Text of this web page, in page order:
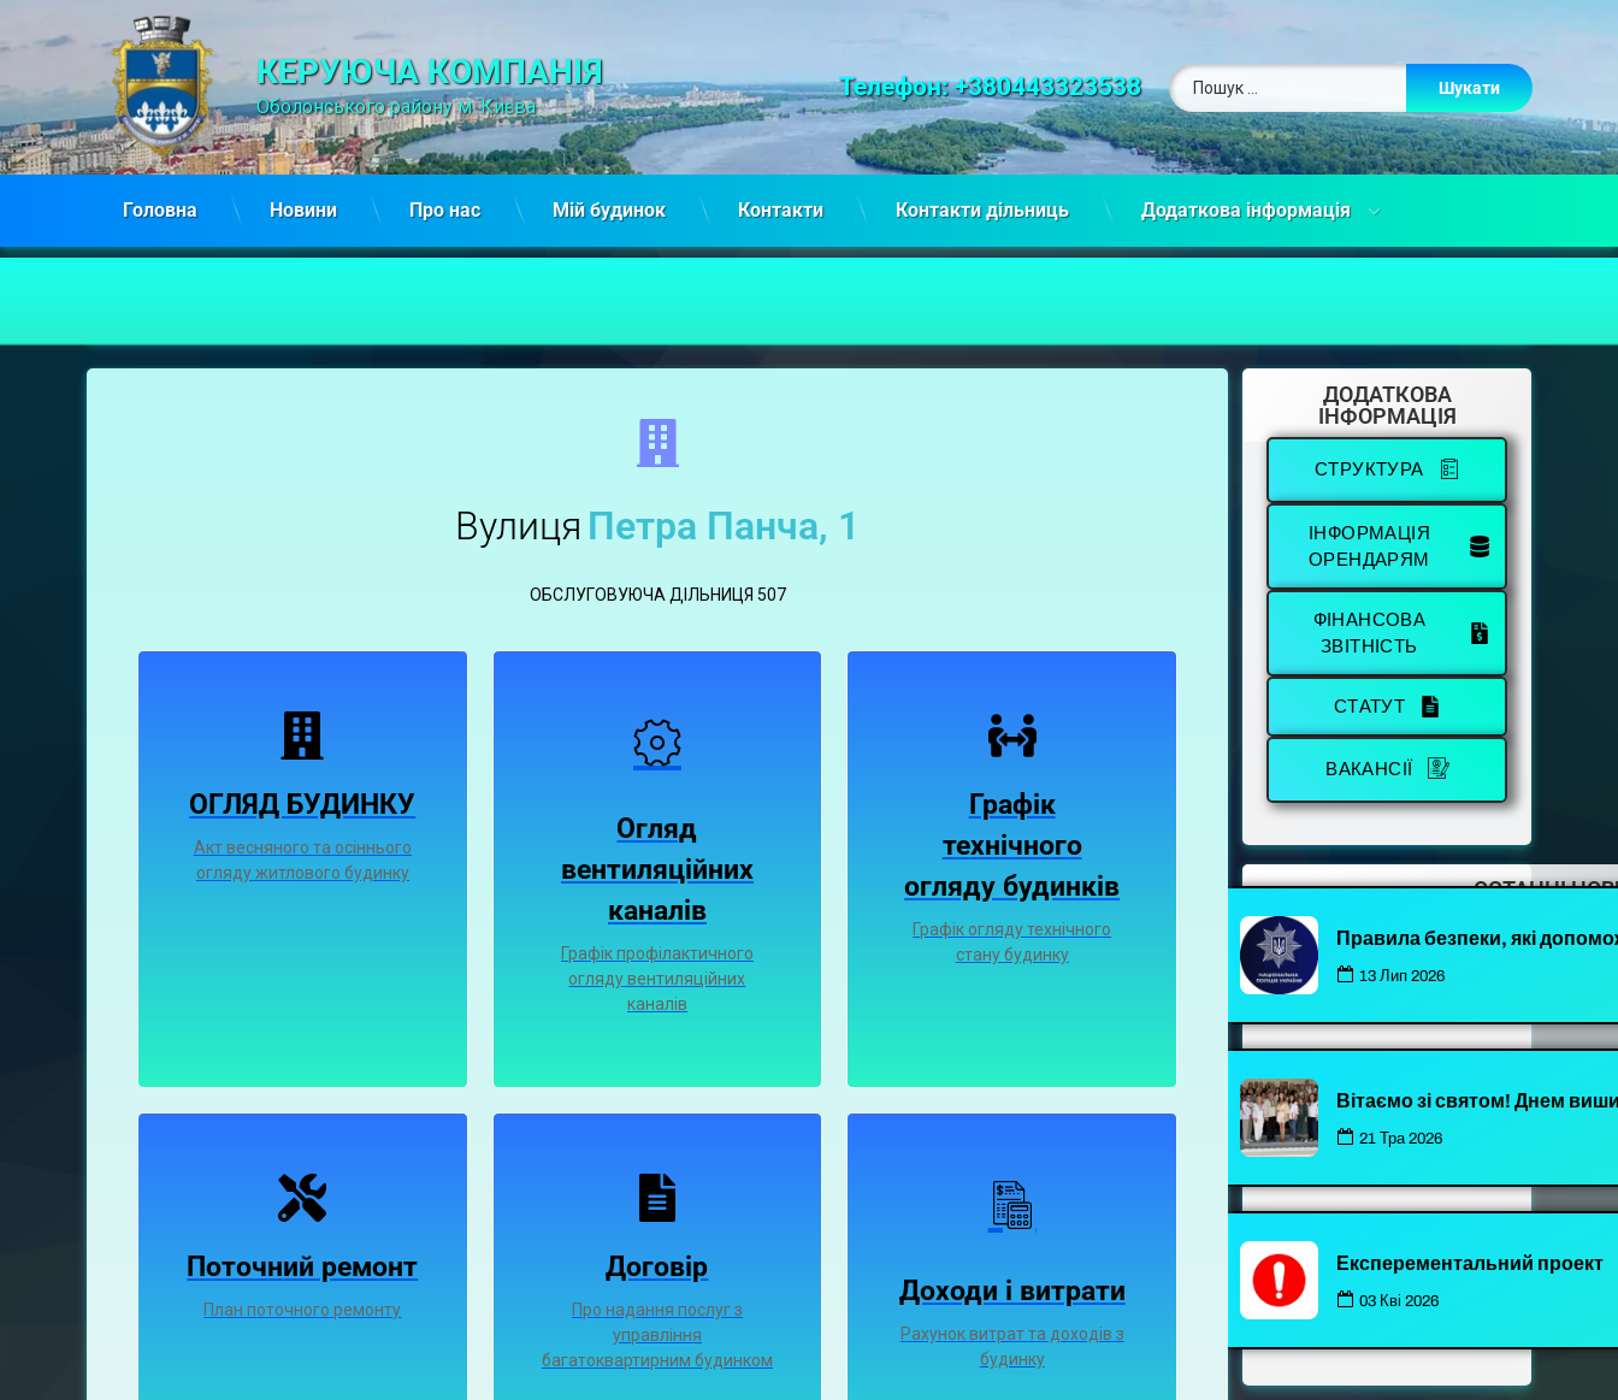
КЕРУЮЧА КОМПАНІЯ
Оболонського району м. Києва
Tel:
Телефон: +380443323538
Головна Новини Про нас Мій будинок Контакти Контакти дільниць Додаткова інформація
Вулиця Петра Панча, 1
ОБСЛУГОВУЮЧА ДІЛЬНИЦЯ 507
ОГЛЯД БУДИНКУ
Акт весняного та осіннього
огляду житлового будинку
Огляд
вентиляційних
каналiв
Графiк профiлактичного
огляду вентиляцiйних
каналiв
Графік
технічного
огляду будинків
Графік огляду технічного
стану будинку
Поточний ремонт
План поточного ремонту
Договір
Про надання послуг з
управління
багатоквартирним будинком
Доходи і витрати
Рахунок витрат та доходів з
будинку
ДОДАТКОВА
ІНФОРМАЦІЯ
СТРУКТУРА
ІНФОРМАЦІЯ
ОРЕНДАРЯМ
ФІНАНСОВА
ЗВІТНІСТЬ
СТАТУТ
ВАКАНСІЇ
ОСТАННІ
Правила безпеки, які
13 Лип 2026
Вітаємо зі святом! Днем
21 Тра 2026
Експерементальний проект
03 Кві 2026